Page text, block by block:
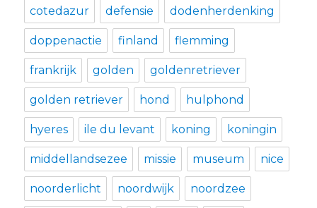
cotedazur defensie dodenherdenking
doppenactie finland flemming
frankrijk golden goldenretriever
golden retriever hond hulphond
hyeres ile du levant koning koningin
middellandsezee missie museum nice
noorderlicht noordwijk noordzee